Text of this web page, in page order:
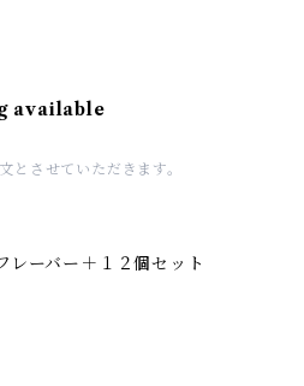
available
とさせていただきます。
ーバー＋１２個セット